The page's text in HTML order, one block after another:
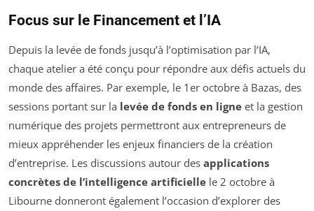
Focus sur le Financement et l’IA
Depuis la levée de fonds jusqu’à l’optimisation par l’IA,
chaque atelier a été conçu pour répondre aux défis actuels du
monde des affaires. Par exemple, le 1er octobre à Bazas, des
sessions portant sur la levée de fonds en ligne et la gestion
numérique des projets permettront aux entrepreneurs de
mieux appréhender les enjeux financiers de la création
d’entreprise. Les discussions autour des applications
concrètes de l’intelligence artificielle le 2 octobre à
Libourne donneront également l’occasion d’explorer des